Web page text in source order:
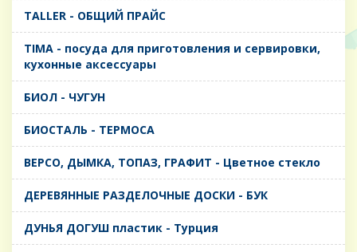
TALLER - ОБЩИЙ ПРАЙС
TIMA - посуда для приготовления и сервировки,
кухонные аксессуары
БИОЛ - ЧУГУН
БИОСТАЛЬ - ТЕРМОСА
ВЕРСО, ДЫМКА, ТОПАЗ, ГРАФИТ - Цветное стекло
ДЕРЕВЯННЫЕ РАЗДЕЛОЧНЫЕ ДОСКИ - БУК
ДУНЬЯ ДОГУШ пластик - Турция